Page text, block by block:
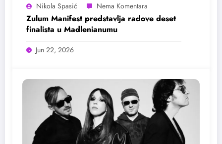
Nikola Spasić
Zulum Manifest predstavlja radove deset
finalista u Madlenianumu
Jun 22, 2026